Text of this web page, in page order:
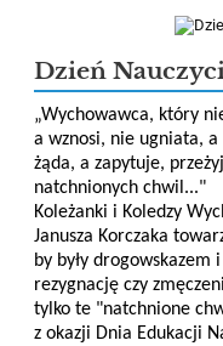
Dzień
„Wychowawca, który
a wznosi, nie ugniata, a
żąda, a zapytuje,
natchnionych chwil..."
Koleżanki i Koledzy
Janusza Korczaka
by były drogowskazem
rezygnację czy
tylko te "natchnione
z okazji Dnia Edukacji